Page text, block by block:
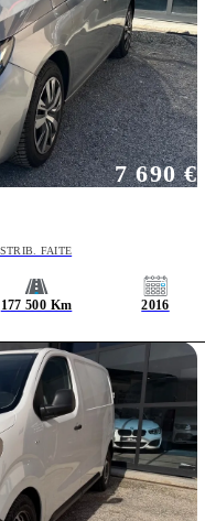
FAITE
177 500 Km 2016
7 690 €